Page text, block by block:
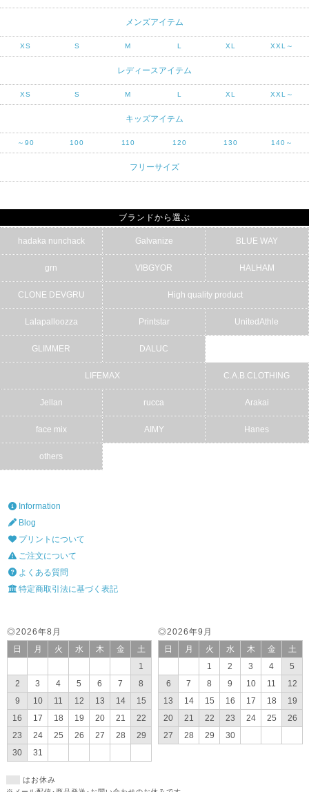
メンズアイテム
XS S M L XL XXL～
レディースアイテム
XS S M L XL XXL～
キッズアイテム
～90 100 110 120 130 140～
フリーサイズ
ブランドから選ぶ
hadaka nunchack Galvanize BLUE WAY
grn VIBGYOR HALHAM
CLONE DEVGRU High quality product
Lalapalloozza Printstar UnitedAthle
GLIMMER DALUC
LIFEMAX C.A.B.CLOTHING
Jellan rucca Arakai
face mix AIMY Hanes
others
Information
Blog
プリントについて
ご注文について
よくある質問
特定商取引法に基づく表記
◎2026年9月
日
月 火 水 木 金
土
1
2 3 4
5
6
7 8 9 10 11
12
13
14 15 16 17 18
19
20
21 22 23 24 25
26
27
28 29 30
◎2026年8月
日
月 火 水 木 金
土
1
2
3 4 5 6 7
8
9
10 11 12 13 14
15
16
17 18 19 20 21
22
23
24 25 26 27 28
29
30
31
はお休み